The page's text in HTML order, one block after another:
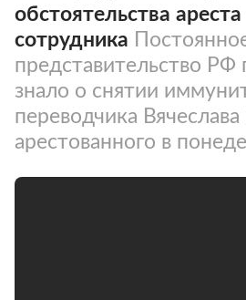
обстоятельства ареста
сотрудника
представительство
знало о снятии
переводчика
арестованного в